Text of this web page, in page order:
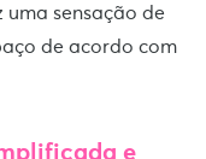
sensação de
de acordo com
e